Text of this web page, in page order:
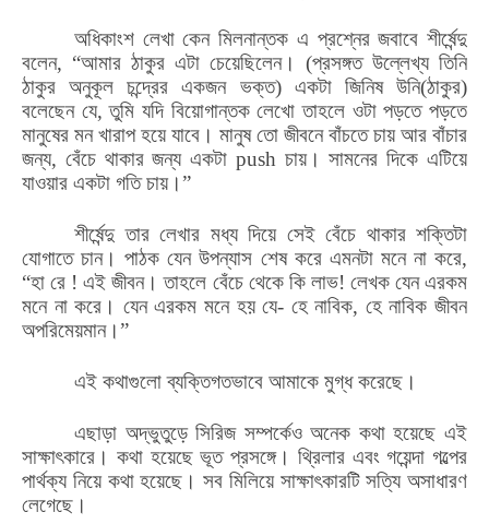
অধিকাংশ লেখা কেন মিলনান্তক এ প্রশ্নের জবাবে শীর্ষেন্দু
বলেন, “আমার ঠাকুর এটা চেয়েছিলেন। (প্রসঙ্গত উল্লেখ্য তিনি
ঠাকুর অনুকূল চন্দ্রের একজন ভক্ত) একটা জিনিষ উনি(ঠাকুর)
বলেছেন যে, তুমি যদি বিয়োগান্তক লেখো তাহলে ওটা পড়তে পড়তে
মানুষের মন খারাপ হয়ে যাবে। মানুষ তো জীবনে বাঁচতে চায় আর বাঁচার
জন্য, বেঁচে থাকার জন্য একটা push চায়। সামনের দিকে এটিয়ে
যাওয়ার একটা গতি চায়।”
শীর্ষেন্দু তার লেখার মধ্য দিয়ে সেই বেঁচে থাকার শক্তিটা
যোগাতে চান। পাঠক যেন উপন্যাস শেষ করে এমনটা মনে না করে,
“হা রে ! এই জীবন। তাহলে বেঁচে থেকে কি লাভ! লেখক যেন এরকম
মনে না করে। যেন এরকম মনে হয় যে- হে নাবিক, হে নাবিক জীবন
অপরিমেয়মান।”
এই কথাগুলো ব্যক্তিগতভাবে আমাকে মুগ্ধ করেছে।
এছাড়া অদ্ভুতুড়ে সিরিজ সম্পর্কেও অনেক কথা হয়েছে এই
সাক্ষাৎকারে। কথা হয়েছে ভূত প্রসঙ্গে। থ্রিলার এবং গয়েন্দা গল্পের
পার্থক্য নিয়ে কথা হয়েছে। সব মিলিয়ে সাক্ষাৎকারটি সত্যি অসাধারণ
লেগেছে।